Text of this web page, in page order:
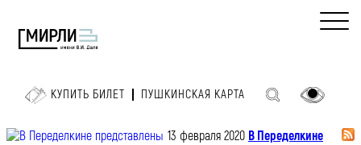
КУПИТЬ БИЛЕТ ПУШКИНСКАЯ КАРТА
13 февраля 2020 В Переделкине